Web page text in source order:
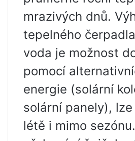
mrazivých dnů.
tepelného
voda je možnost
pomocí
energie (solární
solární panely),
létě i mimo